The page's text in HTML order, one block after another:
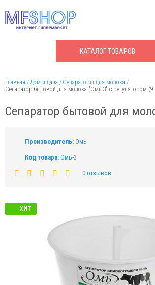
КАТАЛОГТОВАРОВ
Главная Дом и дача
Сепараторы для молока
Сепаратор бытовой для молока "Омь 3" с регулятором (9
Сепаратор бытовой для
Производитель: Омь
Код товара: Омь-3
0 отзывов
ХИТ